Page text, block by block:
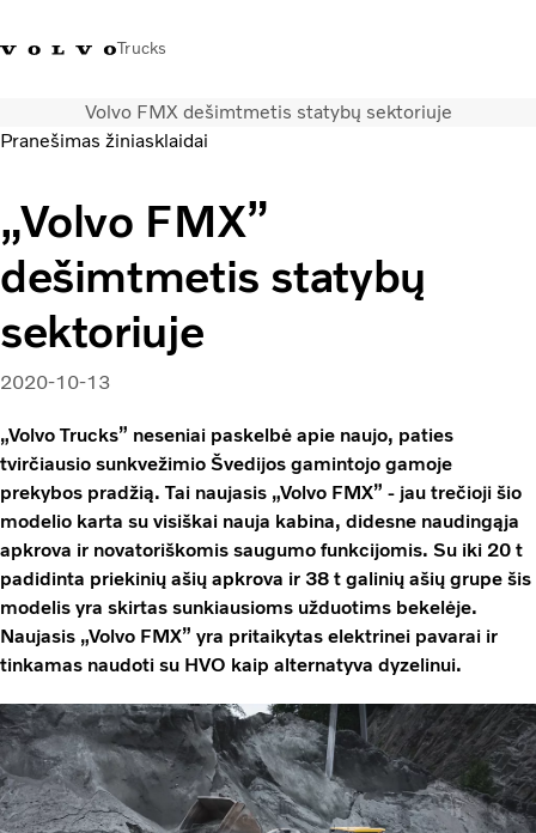
Trucks
+ 370 610 19991Volvo Trucks parduotuvė Prisijungti Lietuva
Transporto sprendimai
Sunkvežimiai
Paslaugos
Volvo Truck Builder
Kontaktai
Naujienos
Apie mus
Volvo FMX dešimtmetis statybų sektoriuje
Pranešimas žiniasklaidai
„Volvo FMX”
dešimtmetis statybų
sektoriuje
2020-10-13
„Volvo Trucks” neseniai paskelbė apie naujo, paties
tvirčiausio sunkvežimio Švedijos gamintojo gamoje
prekybos pradžią. Tai naujasis „Volvo FMX” - jau trečioji šio
modelio karta su visiškai nauja kabina, didesne naudingąja
apkrova ir novatoriškomis saugumo funkcijomis. Su iki 20 t
padidinta priekinių ašių apkrova ir 38 t galinių ašių grupe šis
modelis yra skirtas sunkiausioms užduotims bekelėje.
Naujasis „Volvo FMX” yra pritaikytas elektrinei pavarai ir
tinkamas naudoti su HVO kaip alternatyva dyzelinui.